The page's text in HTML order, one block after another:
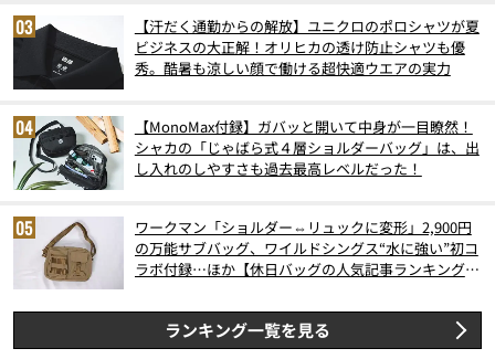
【汗だく通勤からの解放】ユニクロのポロシャツが夏
ビジネスの大正解！オリヒカの透け防止シャツも優
秀。酷暑も涼しい顔で働ける超快適ウエアの実力
【MonoMax付録】ガバッと開いて中身が一目瞭然！
シャカの「じゃばら式４層ショルダーバッグ」は、出
し入れのしやすさも過去最高レベルだった！
ワークマン「ショルダー⇔リュックに変形」2,900円
の万能サブバッグ、ワイルドシングス“水に強い”初コ
ラボ付録…ほか【休日バッグの人気記事ランキングベ
ランキング一覧を見る